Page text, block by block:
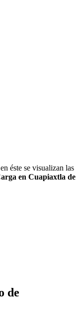
éste se visualizan las
en Cuapiaxtla de
de